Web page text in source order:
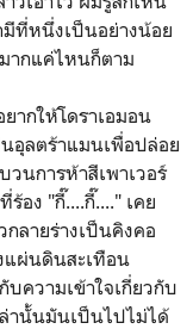
ที่หนึ่งเป็นอย่างน้อย
ากแค่ไหนก็ตาม
ากให้โดราเอมอน
อุลตร้าแมนเพื่อปล่อย
นการห้าสีเพาเวอร์
ร้อง "กี๊....กี๊...." เคย
ลายร่างเป็นคิงคอ
แผ่นดินสะเทือน
ความเข้าใจเกี่ยวกับ
านั้นมันเป็นไปไม่ได้